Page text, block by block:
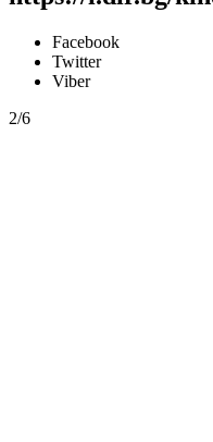
Facebook
Twitter
Viber
2/6